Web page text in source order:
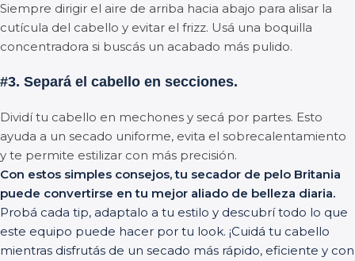
Siempre dirigir el aire de arriba hacia abajo para alisar la
cutícula del cabello y evitar el frizz. Usá una boquilla
concentradora si buscás un acabado más pulido.
#3. Separá el cabello en secciones.
Dividí tu cabello en mechones y secá por partes. Esto
ayuda a un secado uniforme, evita el sobrecalentamiento
y te permite estilizar con más precisión.
Con estos simples consejos, tu secador de pelo Britania
puede convertirse en tu mejor aliado de belleza diaria.
Probá cada tip, adaptalo a tu estilo y descubrí todo lo que
este equipo puede hacer por tu look. ¡Cuidá tu cabello
mientras disfrutás de un secado más rápido, eficiente y con